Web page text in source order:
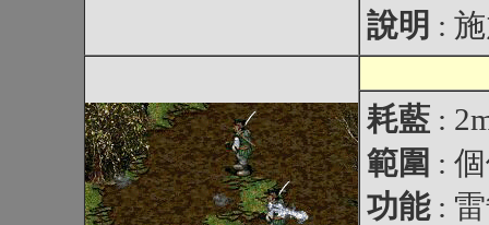
說明 :
耗藍 :
範圍 :
功能 :